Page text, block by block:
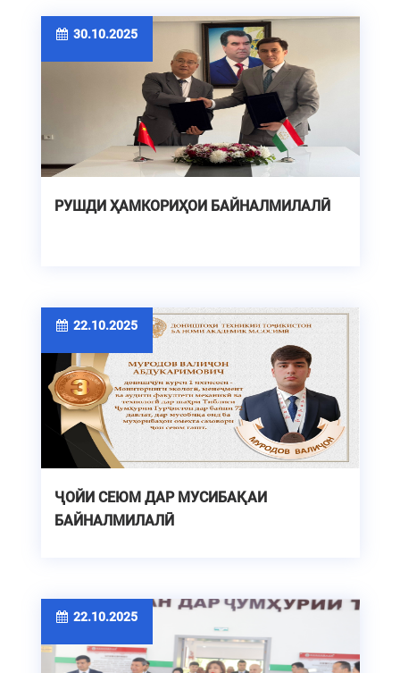
30.10.2025
РУШДИ ҲАМКОРИҲОИ БАЙНАЛМИЛАЛӢ
22.10.2025
ҶОЙИ СЕЮМ ДАР МУСИБАҚАИ
БАЙНАЛМИЛАЛӢ
22.10.2025